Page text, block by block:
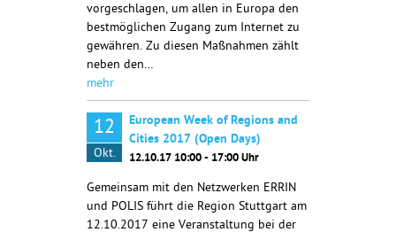
vorgeschlagen, um allen in Europa den
bestmöglichen Zugang zum Internet zu
gewähren. Zu diesen Maßnahmen zählt
neben den…
mehr
12
Okt.
European Week of Regions and
Cities 2017 (Open Days)
12.10.17 10:00 - 17:00 Uhr
Gemeinsam mit den Netzwerken ERRIN
und POLIS führt die Region Stuttgart am
12.10.2017 eine Veranstaltung bei der